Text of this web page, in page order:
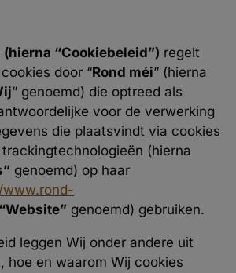
(hierna “Cookiebeleid”) regelt
door “Rond méi” (hierna
” genoemd) die optreed als
voor de verwerking
die plaatsvindt via cookies
(hierna
genoemd) op haar
“Website” genoemd) gebruiken.
leggen Wij onder andere uit
hoe en waarom Wij cookies